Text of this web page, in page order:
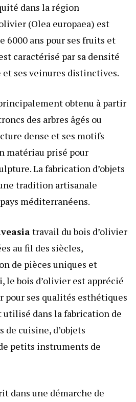
dans la région
(Olea europaea) est
6000 ans pour ses fruits et
caractérisé par sa densité
et ses veinures distinctives.
obtenu à partir
des arbres âgés ou
dense et ses motifs
matériau prisé pour
La fabrication d’objets
tradition artisanale
méditerranéens.
travail du bois d’olivier
au fil des siècles,
de pièces uniques et
le bois d’olivier est apprécié
pour ses qualités esthétiques
utilisé dans la fabrication de
de cuisine, d’objets
petits instruments de
dans une démarche de